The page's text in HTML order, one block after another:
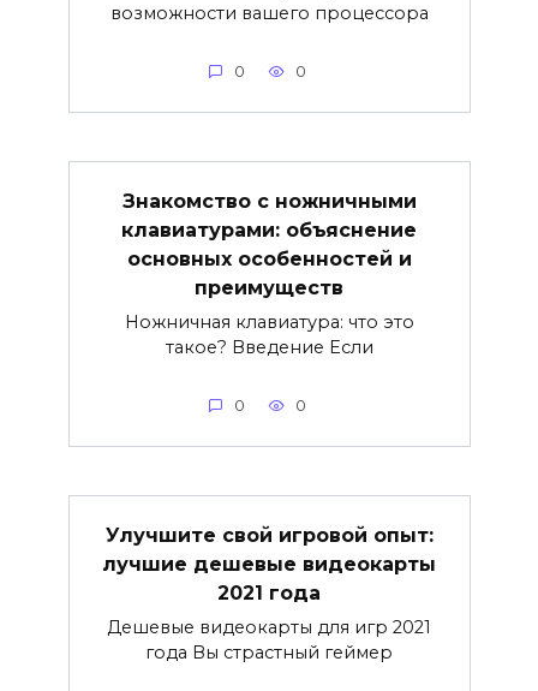
возможности вашего процессора
0 0
Знакомство с ножничными
клавиатурами: объяснение
основных особенностей и
преимуществ
Ножничная клавиатура: что это
такое? Введение Если
0 0
Улучшите свой игровой опыт:
лучшие дешевые видеокарты
2021 года
Дешевые видеокарты для игр 2021
года Вы страстный геймер